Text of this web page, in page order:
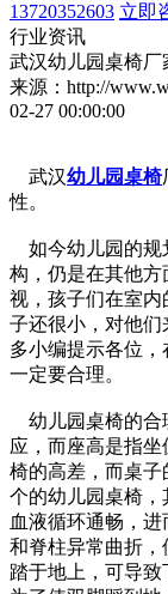
13720352603 立即
行业资讯
武汉幼儿园桌椅
来源：http://
02-27 00:00:00
武汉幼儿园桌椅
性。
如今幼儿园的规
构，仍是在其他
视，孩子们在室
子还很小，对他
多小编提示各位
一定要合理。
幼儿园桌椅的合
应，而座高是指
椅的高差，而桌子
个的幼儿园桌椅
血液循环通畅，
和脊柱异常曲折
踏于地上，可导